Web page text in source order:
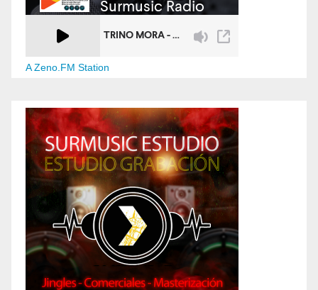
A Zeno.FM Station